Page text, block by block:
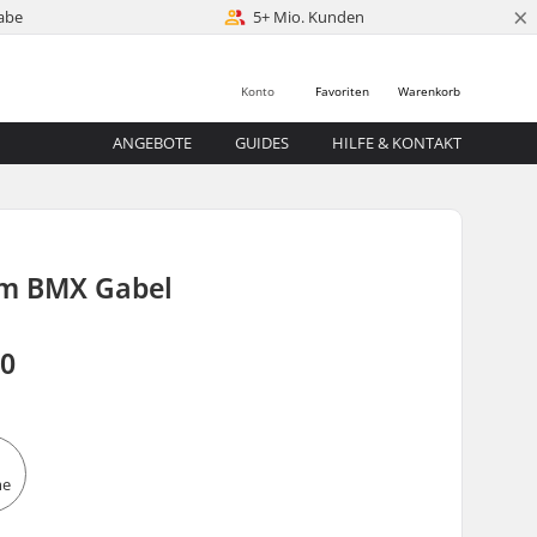
5+ Mio. Kunden ×
Warenkorb
Favoriten
Konto
ANGEBOTE GUIDES HILFE & KONTAKT
BMX Gabel